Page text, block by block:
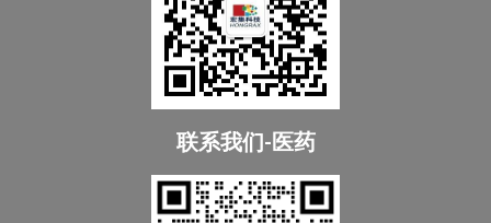
联系我们-医药